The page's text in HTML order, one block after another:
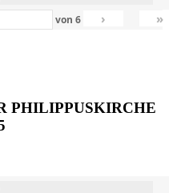
von6 › »
PHILIPPUSKIRCHE